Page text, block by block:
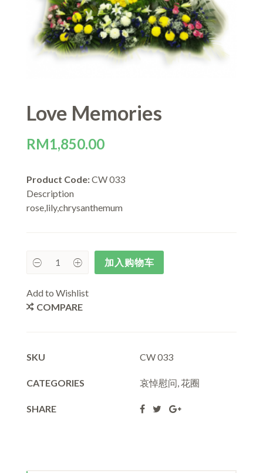
Love Memories
RM1,850.00
Product Code:CW 033
Description
rose,lily,chrysanthemum
加入购物车
Add to Wishlist
COMPARE
SKU CW 033
CATEGORIES 哀悼慰问 花圈
SHARE